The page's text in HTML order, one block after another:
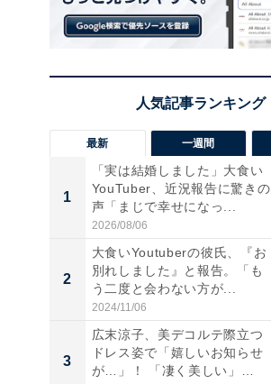
最新 一週間
1
「実は結婚しました」大食い
YouTuber、近況報告に驚きの
声「まじで幸せになっ...
2026/08/06
2
大食いYoutuberの彼氏、『お
別れしました』と報告。「も
う二度と会わない方が...
2024/11/06
3
広末涼子、美デコルテ際立つ
ドレス姿で「嬉しいお知らせ
が…」！ 「凄く美しい」